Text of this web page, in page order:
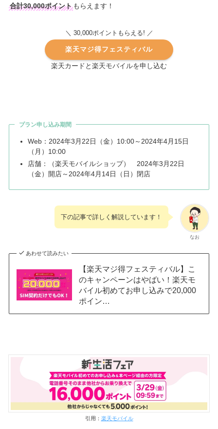
合計30,000ポイントもらえます！
＼ 30,000ポイントもらえる! ／
楽天マジ得フェスティバル
楽天カードと楽天モバイルを申し込む
プラン申し込み期間
Web：2024年3月22日（金）10:00～2024年4月15日
（月）10:00
店舗：（楽天モバイルショップ） 2024年3月22日
（金）開店～2024年4月14日（日）閉店
なお
下の記事で詳しく解説しています！
あわせて読みたい
【楽天マジ得フェスティバル】こ
のキャンペーンはやばい！楽天モ
バイル初めてお申し込みで20,000
ポイン…
引用： 楽天モバイル